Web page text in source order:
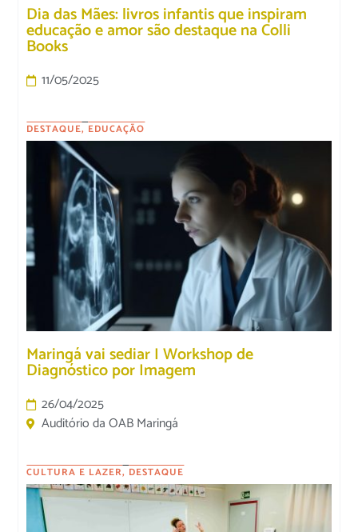
Dia das Mães: livros infantis que inspiram
educação e amor são destaque na Colli
Books
11/05/2025
DESTAQUE, EDUCAÇÃO
Maringá vai sediar I Workshop de
Diagnóstico por Imagem
26/04/2025
Auditório da OAB Maringá
CULTURA E LAZER, DESTAQUE